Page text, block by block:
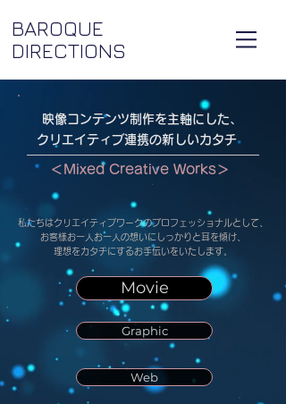
BAROQUE
DIRECTIONS
映像コンテンツ制作を主軸にした、
クリエイティブ連携の新しいカタチ
＜Mixed Creative Works＞
私たちはクリエイティブワークのプロフェッショナルとして、
お客様お一人お一人の想いにしっかりと耳を傾け、
理想をカタチにするお手伝いをいたします。
Movie
Graphic
Web